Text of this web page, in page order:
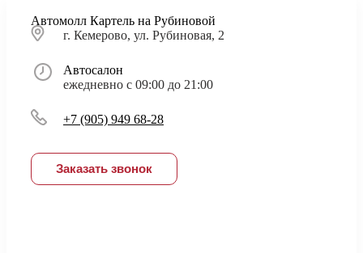
Автомолл Картель на Рубиновой
г. Кемерово, ул. Рубиновая, 2
Автосалон
ежедневно с 09:00 до 21:00
+7 (905) 949 68-28
Заказать звонок